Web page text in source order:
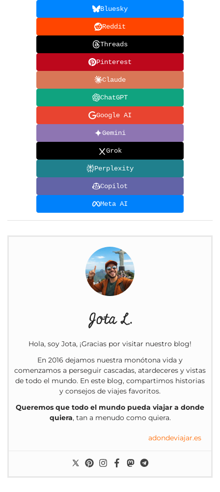
Bluesky
Reddit
Threads
Pinterest
Claude
ChatGPT
Google AI
Gemini
Grok
Perplexity
Copilot
Meta AI
Jota L.
Hola, soy Jota, ¡Gracias por visitar nuestro blog!
En 2016 dejamos nuestra monótona vida y
comenzamos a perseguir cascadas, atardeceres y vistas
de todo el mundo. En este blog, compartimos historias
y consejos de viajes favoritos.
Queremos que todo el mundo pueda viajar a donde
quiera, tan a menudo como quiera.
adondeviajar.es